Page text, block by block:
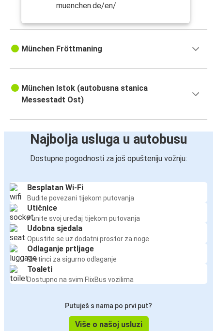
muenchen.de/en/
München Fröttmaning
München Istok (autobusna stanica
Messestadt Ost)
Najbolja usluga u autobusu
Dostupne pogodnosti za još opušteniju vožnju:
Besplatan Wi-Fi
Budite povezani tijekom putovanja
Utičnice
Punite svoj uređaj tijekom putovanja
Udobna sjedala
Opustite se uz dodatni prostor za noge
Odlaganje prtljage
Pretinci za sigurno odlaganje
Toaleti
Dostupno na svim FlixBus vozilima
Putuješ s nama po prvi put?
Više o našoj usluzi